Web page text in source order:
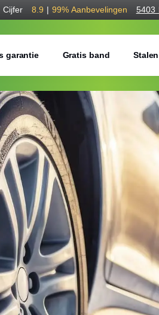
Cijfer 8.9 | 99% Aanbevelingen 5403
garantie Gratis band
Waar